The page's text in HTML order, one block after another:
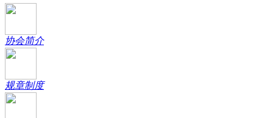
协会简介
规章制度